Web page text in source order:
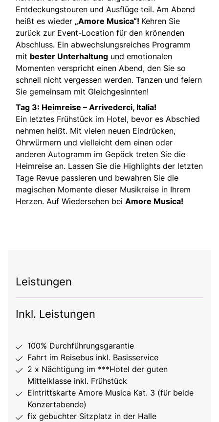
Entdeckungstouren und Ausflüge teil. Am Abend
heißt es wieder „Amore Musica“! Kehren Sie
zurück zur Event-Location für den krönenden
Abschluss. Ein abwechslungsreiches Programm
mit bester Unterhaltung und emotionalen
Momenten verspricht einen Abend, den Sie so
schnell nicht vergessen werden. Tanzen und feiern
Sie gemeinsam mit Gleichgesinnten!
Tag 3: Heimreise – Arrivederci, Italia!
Ein letztes Frühstück im Hotel, bevor es Abschied
nehmen heißt. Mit vielen neuen Eindrücken,
Ohrwürmern und vielleicht dem einen oder
anderen Autogramm im Gepäck treten Sie die
Heimreise an. Lassen Sie die Highlights der letzten
Tage Revue passieren und bewahren Sie die
magischen Momente dieser Musikreise in Ihrem
Herzen. Auf Wiedersehen bei Amore Musica!
Leistungen
Inkl. Leistungen
100% Durchführungsgarantie
Fahrt im Reisebus inkl. Basisservice
2 x Nächtigung im ***Hotel der guten
Mittelklasse inkl. Frühstück
Eintrittskarte Amore Musica Kat. 3 (für beide
Konzertabende)
fix gebuchter Sitzplatz in der Halle